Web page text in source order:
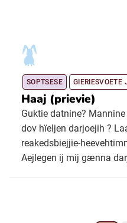
SOPTSESE GIERIESVOETE
Haaj (prievie)
Guktie datnine?
dov hïeljen darjoejih ?
reakedsbiejjie-
Aejlegen ij mij gænna